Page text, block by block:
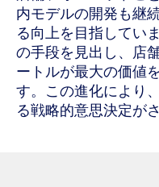
内モデルの開発も継
る向上を目指してい
の手段を見出し、店
ートルが最大の価値
す。この進化により
る戦略的意思決定が